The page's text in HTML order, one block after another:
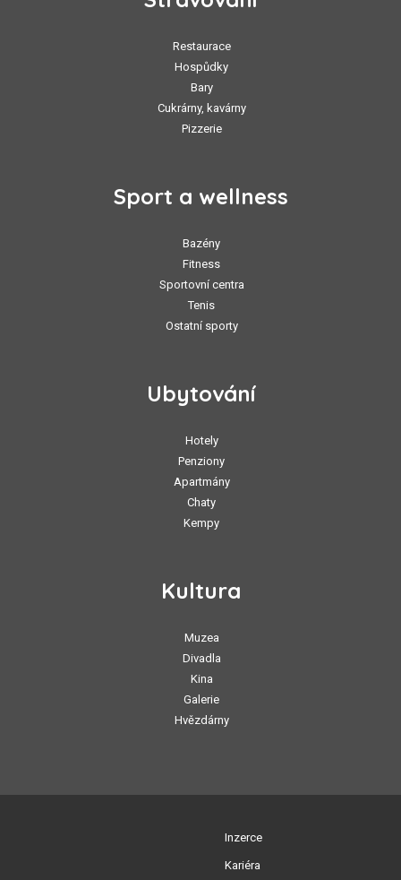
Restaurace
Hospůdky
Bary
Cukrárny, kavárny
Pizzerie
Sport a wellness
Bazény
Fitness
Sportovní centra
Tenis
Ostatní sporty
Ubytování
Hotely
Penziony
Apartmány
Chaty
Kempy
Kultura
Muzea
Divadla
Kina
Galerie
Hvězdárny
Inzerce
Kariéra